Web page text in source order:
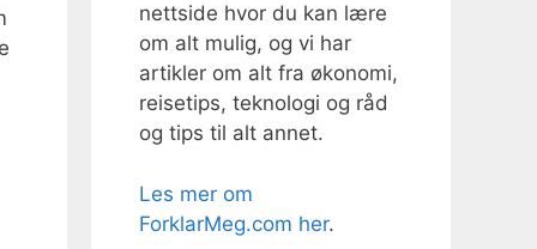
nettside hvor du kan lære
om alt mulig, og vi har
artikler om alt fra økonomi,
reisetips, teknologi og råd
og tips til alt annet.
Les mer om
ForklarMeg.com her.